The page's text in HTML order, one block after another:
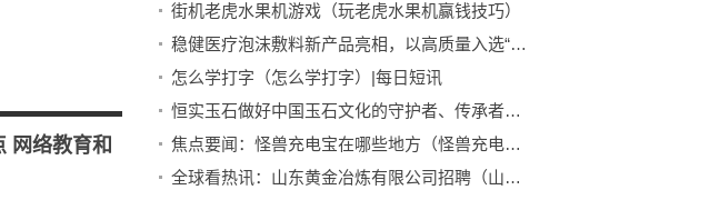
网络教育和
街机老虎水果机游戏（玩老虎水果机赢钱技巧）
稳健医疗泡沫敷料新产品亮相，以高质量入选“深标”名录
怎么学打字（怎么学打字）|每日短讯
恒实玉石做好中国玉石文化的守护者、传承者、创新者
焦点要闻：怪兽充电宝在哪些地方（怪兽充电宝可以在其他地方还吗）
全球看热讯：山东黄金冶炼有限公司招聘（山东黄金冶炼）